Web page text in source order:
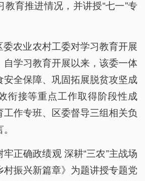
教育推进情况，并讲授“七一”专
委农业农村工委对学习教育开展
自学习教育开展以来，该委一体
安全保障、巩固拓展脱贫攻坚成
衔接等重点工作取得阶段性成
工作专班、区委督导三组相关负
正确政绩观 深耕“三农”主战场
村振兴新篇章》为题讲授专题党